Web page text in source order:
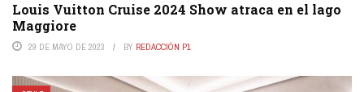
Louis Vuitton Cruise 2024 Show atraca en el lago
Maggiore
29 DE MAYO DE 2023 BY REDACCIÓN P1